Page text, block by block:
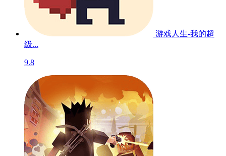
游戏人生-我的超
级...
9.8